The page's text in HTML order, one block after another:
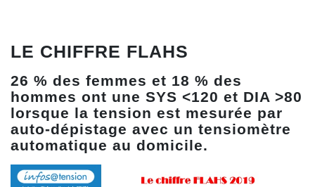
LE CHIFFRE FLAHS
26 % des femmes et 18 % des
hommes ont une SYS <120 et DIA >80
lorsque la tension est mesurée par
auto-dépistage avec un tensiomètre
automatique au domicile.